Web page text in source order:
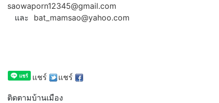
saowaporn12345@gmail.com
และ bat_mamsao@yahoo.com
แชร์ แชร์
ติดตามบ้านเมือง